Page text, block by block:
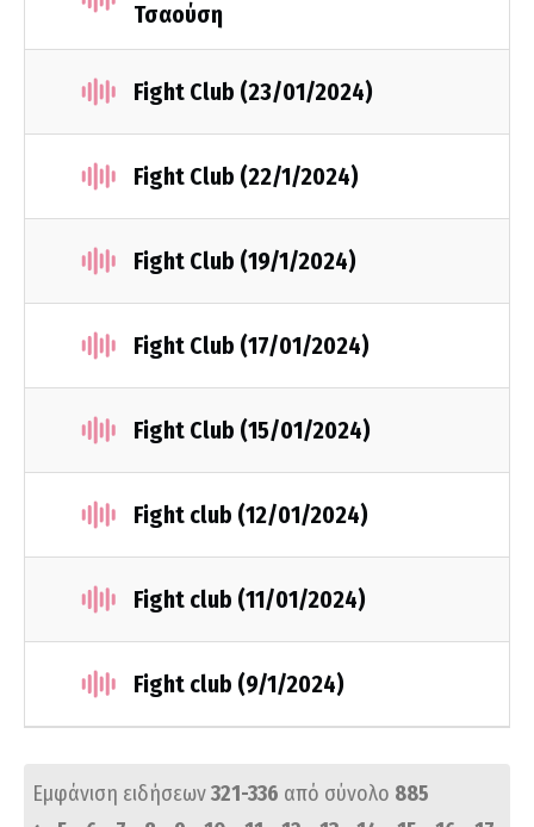
Τσαούση
Fight Club (23/01/2024)
Fight Club (22/1/2024)
Fight Club (19/1/2024)
Fight Club (17/01/2024)
Fight Club (15/01/2024)
Fight club (12/01/2024)
Fight club (11/01/2024)
Fight club (9/1/2024)
Εμφάνιση ειδήσεων321-336 από σύνολο 885